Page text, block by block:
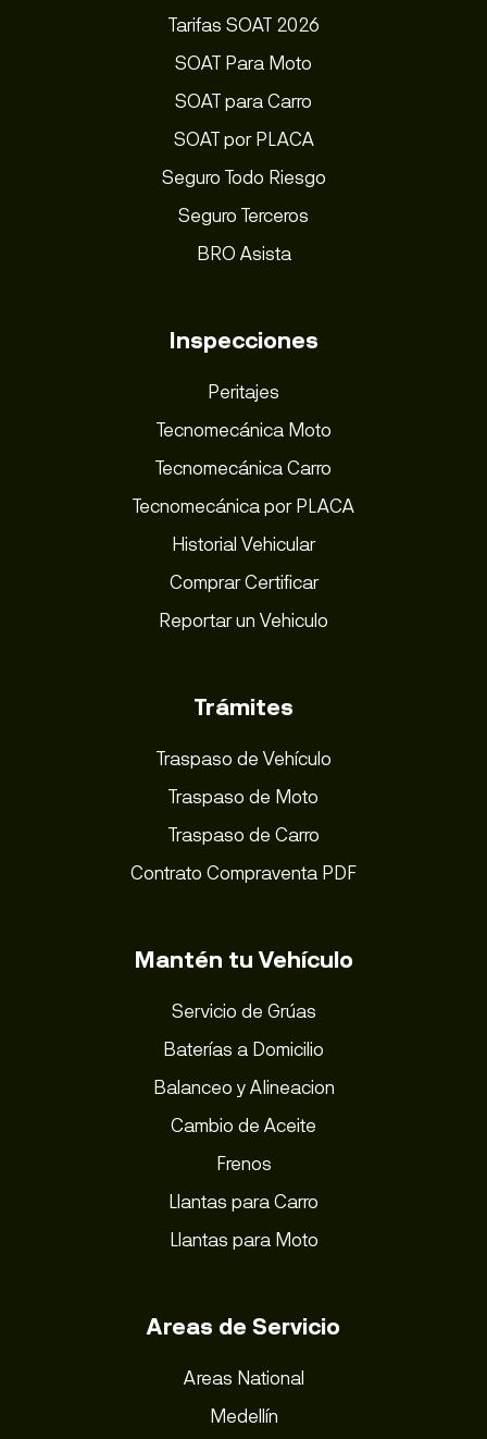
Tarifas SOAT 2026
SOAT Para Moto
SOAT para Carro
SOAT por PLACA
Seguro Todo Riesgo
Seguro Terceros
BRO Asista
Inspecciones
Peritajes
Tecnomecánica Moto
Tecnomecánica Carro
Tecnomecánica por PLACA
Historial Vehicular
Comprar Certificar
Reportar un Vehiculo
Trámites
Traspaso de Vehículo
Traspaso de Moto
Traspaso de Carro
Contrato Compraventa PDF
Mantén tu Vehículo
Servicio de Grúas
Baterías a Domicilio
Balanceo y Alineacion
Cambio de Aceite
Frenos
Llantas para Carro
Llantas para Moto
Areas de Servicio
Areas National
Medellín